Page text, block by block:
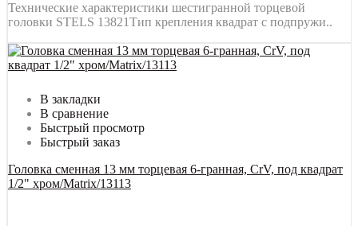
Технические характеристики шестигранной торцевой
головки STELS 13821Тип крепления квадрат с подпружи..
В закладки
В сравнение
Быстрый просмотр
Быстрый заказ
Головка сменная 13 мм торцевая 6-гранная, CrV, под квадрат
1/2" хром/Matrix/13113